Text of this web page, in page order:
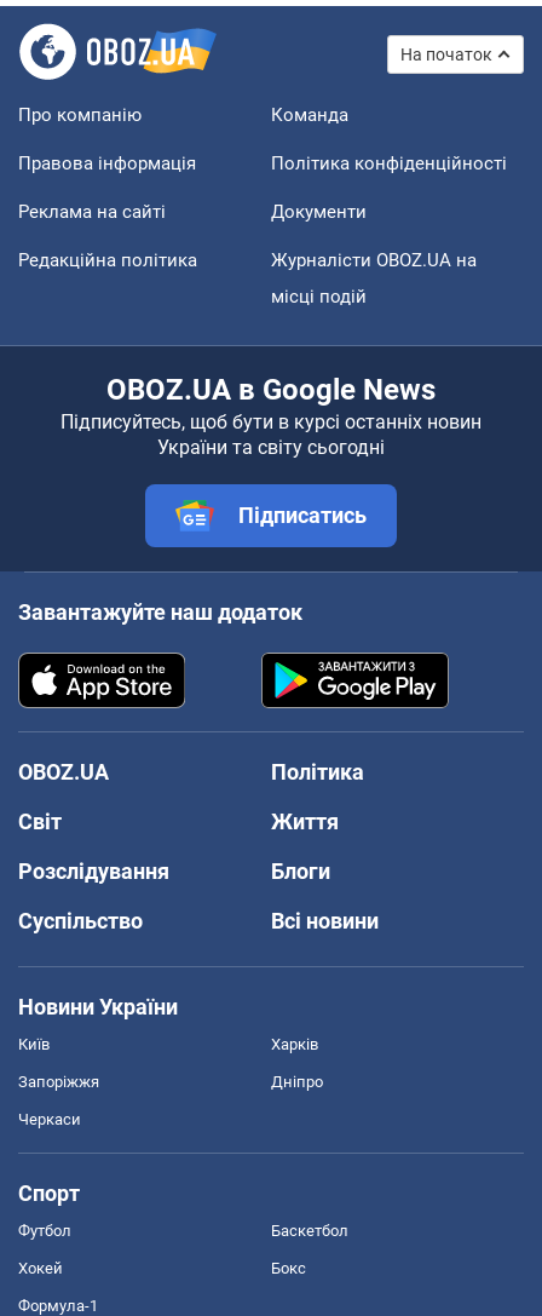
На початок
Про компанію Команда
Правова інформація Політика конфіденційності
Реклама на сайті Документи
Редакційна політика
Журналісти OBOZ.UA на
місці подій
OBOZ.UA в Google News
Підписуйтесь, щоб бути в курсі останніх новин
України та світу сьогодні
Підписатись
Завантажуйте наш додаток
OBOZ.UA
Політика
Світ
Життя
Розслідування
Блоги
Суспільство
Всі новини
Новини України
Київ Харків
Запоріжжя Дніпро
Черкаси
Спорт
Футбол Баскетбол
Хокей Бокс
Формула-1